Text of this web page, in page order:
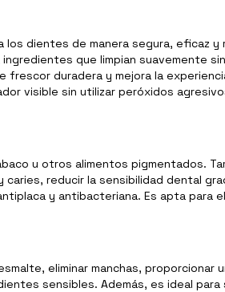
dientes de manera segura, eficaz
que limpian suavemente
duradera y mejora la
visible sin utilizar peróxidos
u otros alimentos pigmentados.
reducir la sensibilidad dental
y antibacteriana. Es apta para
eliminar manchas,
sensibles. Además, es ideal para